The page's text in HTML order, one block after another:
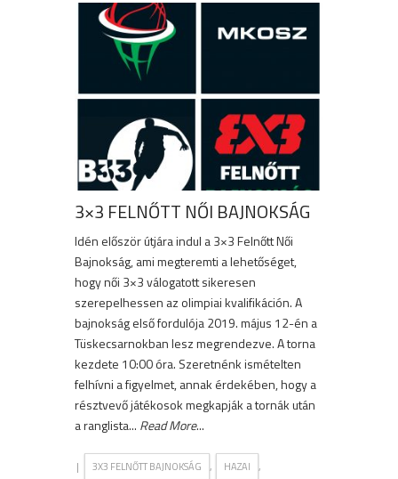
3×3 FELNŐTT NŐI BAJNOKSÁG
Idén először útjára indul a 3×3 Felnőtt Női
Bajnokság, ami megteremti a lehetőséget,
hogy női 3×3 válogatott sikeresen
szerepelhessen az olimpiai kvalifikáción. A
bajnokság első fordulója 2019. május 12-én a
Tüskecsarnokban lesz megrendezve. A torna
kezdete 10:00 óra. Szeretnénk ismételten
felhívni a figyelmet, annak érdekében, hogy a
résztvevő játékosok megkapják a tornák után
a ranglista... Read More...
| 3X3 FELNŐTT BAJNOKSÁG , HAZAI ,